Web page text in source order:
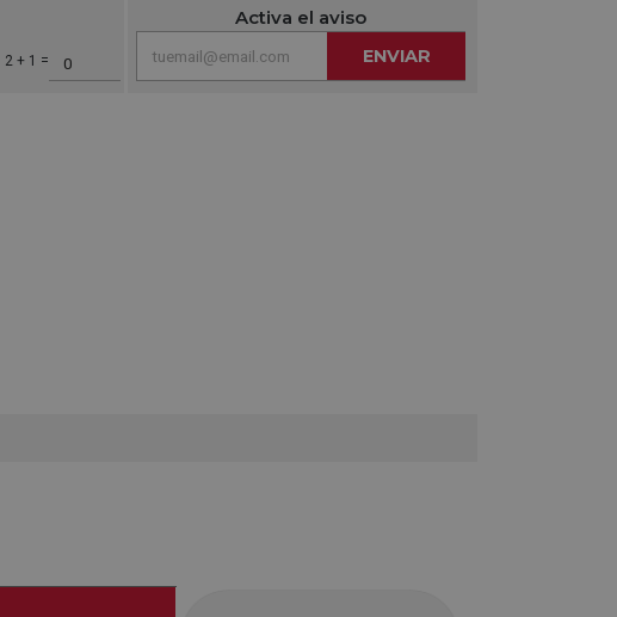
2 + 1 =
Activa el aviso
ENVIAR